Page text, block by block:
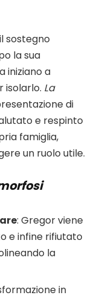
sostegno
la sua
iniziano a
isolarlo. La
di
e respinto
famiglia,
un ruolo utile.
: Gregor viene
e infine rifiutato
la
in